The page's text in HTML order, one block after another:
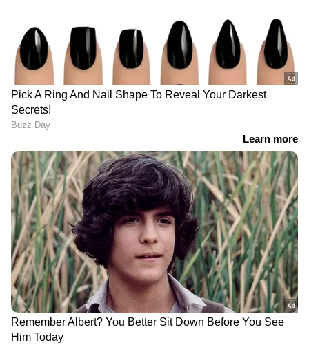
'Carbon capture' എന്നാല്‍ ഇത് പോലെ പുക
പിടിത്തമല്ലെന്ന് വേറെ ചിലര്‍ കുറിച്ചു. കാർബൺ
ക്യാപ്‌ചർ ആൻഡ് സ്‌റ്റോറേജ് (CCS), എന്നാണ്
കാര്‍ബണ്‍ ക്യാപ്ച്റിനെ സാങ്കേതികമായി
വിശേഷിപ്പിക്കുന്നത്. ഇത് മനുഷ്യനിര്‍മ്മിതമായ
കാര്‍ബണ്‍ഡൈ ഓക്സൈഡിന്‍റെ ( CO2)
ആഘാതം കുറയ്ക്കുന്നത് ലക്ഷ്യമിടുന്നു.
ഫോസിൽ ഇന്ധനങ്ങള്‍ കത്തിച്ചുണ്ടാകുന്നതോ
അതല്ലെങ്കില്‍ വ്യാവസായിക ശാലകളില്‍ നിന്ന്
പുറന്തള്ളുന്നതോ ആയ കാര്‍ബണ്‍ഡൈ
ഓക്സൈഡിന അന്തരീക്ഷത്തില്‍
പ്രവേശിക്കുന്നത് തടയുകയും അതുവഴി